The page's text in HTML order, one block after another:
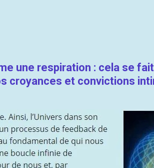
une respiration : cela se
croyances et convictions